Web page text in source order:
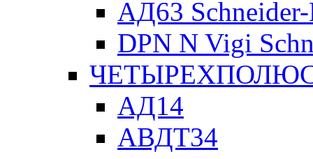
АД63
DPN N Vigi
АД14
АВДТ34